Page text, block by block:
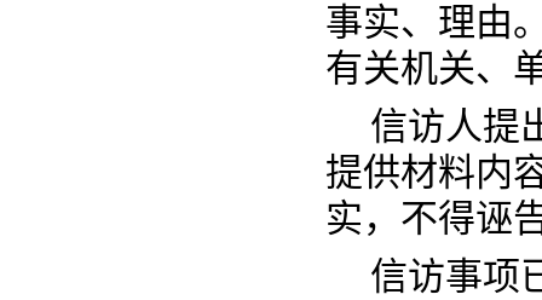
事实、理由
有关机关、
信访人提
提供材料内
实，不得诬
信访事项